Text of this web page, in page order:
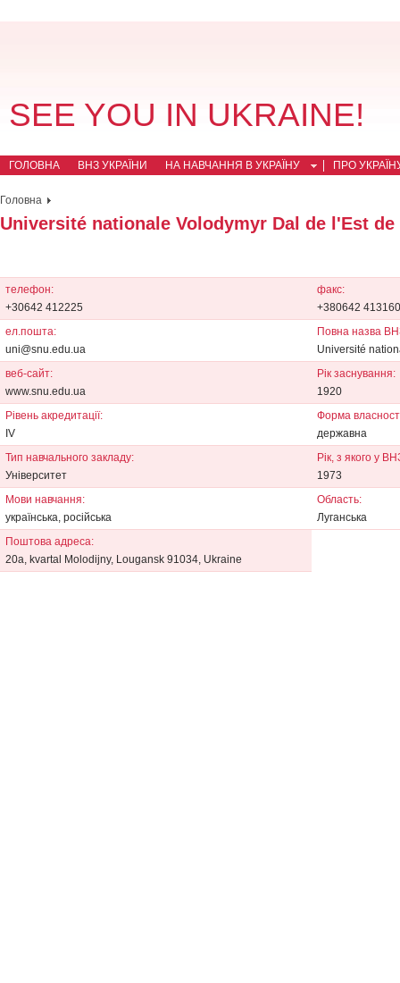
SEE YOU IN UKRAINE!
ГОЛОВНА ВНЗ УКРАЇНИ НА НАВЧАННЯ В УКРАЇНУ ПРО
Головна
Université nationale Volodymyr Dal de l'Est
телефон:
+30642 412225
факс:
+380642 413160
ел.пошта:
uni@snu.edu.ua
Повна назва
Université
веб-сайт:
www.snu.edu.ua
Рік заснування:
1920
Рівень акредитації:
IV
Форма
державна
Тип навчального закладу:
Університет
Рік, з якого у
1973
Мови навчання:
українська, російська
Область:
Луганська
Поштова адреса:
20а, kvartal Molodijny, Lougansk 91034, Ukraine